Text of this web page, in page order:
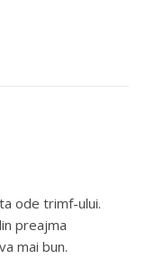
ode trimf-ului.
preajma
mai bun.